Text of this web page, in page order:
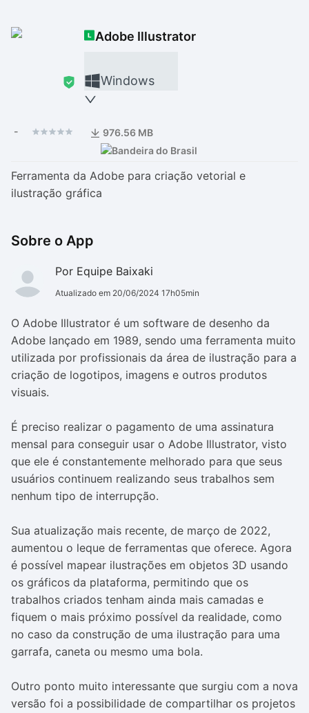
Adobe Illustrator
Windows
- 976.56 MB
Ferramenta da Adobe para criação vetorial e
ilustração gráfica
Sobre o App
Por Equipe Baixaki
Atualizado em 20/06/2024 17h05min
O Adobe Illustrator é um software de desenho da
Adobe lançado em 1989, sendo uma ferramenta muito
utilizada por profissionais da área de ilustração para a
criação de logotipos, imagens e outros produtos
visuais.
É preciso realizar o pagamento de uma assinatura
mensal para conseguir usar o Adobe Illustrator, visto
que ele é constantemente melhorado para que seus
usuários continuem realizando seus trabalhos sem
nenhum tipo de interrupção.
Sua atualização mais recente, de março de 2022,
aumentou o leque de ferramentas que oferece. Agora
é possível mapear ilustrações em objetos 3D usando
os gráficos da plataforma, permitindo que os
trabalhos criados tenham ainda mais camadas e
fiquem o mais próximo possível da realidade, como
no caso da construção de uma ilustração para uma
garrafa, caneta ou mesmo uma bola.
Outro ponto muito interessante que surgiu com a nova
versão foi a possibilidade de compartilhar os projetos